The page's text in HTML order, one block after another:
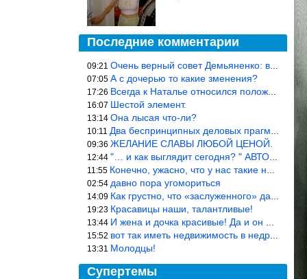
Последние комментарии
09:21 Очень верный совет Демьяненко: в этой среде надо либо иметь зубы
07:05 А с дочерью то какие зменения?
17:26 Всегда к Наталье относился положительно… Время покажет, что буде
16:07 Шестой элемент.
13:14 Она лысая что-ли?
10:11 Два беспринципных деловых прагматика нашли друг друга и «остепен
09:36 ЖЕЛАНИЕ СЛАВЫ ЛЮБОЙ ЦЕНОЙ.
12:44 "… и как выглядит сегодня? " АВТОР, РЕДАКТОР — ВЫ ЧТО
11:55 Конечно, ужасно, что у нас такие недалёкие и прямые люди… Как мо
02:54 давно пора угомориться
14:09 Как грустно, что «заслуженного» дают не заслуженно, а (чаще) по-
19:23 Красавицы наши, талантливые!
13:44 И жена и дочка красивые! Да и он настоящий мужик!
15:52 вот так иметь недвижимость в недружественных странах Могут забра
13:31 Молодцы!
Супертемы